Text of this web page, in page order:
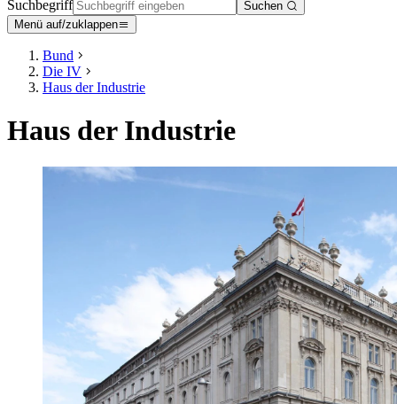
Suchbegriff
Suchen
Menü auf/zuklappen
Bund
Die IV
Haus der Industrie
Haus der Industrie